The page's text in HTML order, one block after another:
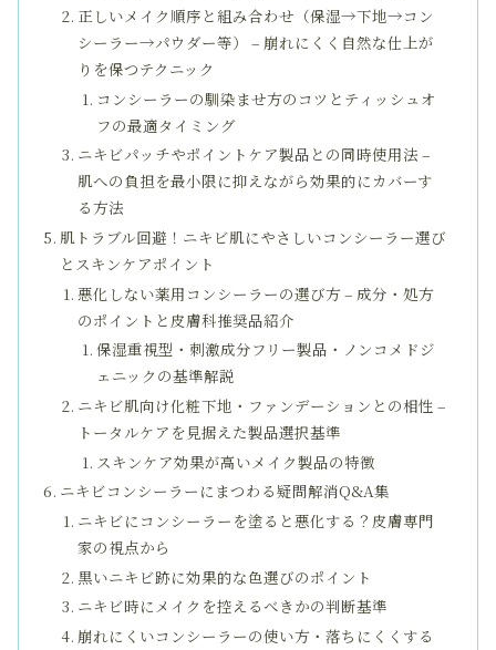
正しいメイク順序と組み合わせ（保湿→下地→コン
シーラー→パウダー等） – 崩れにくく自然な仕上が
りを保つテクニック
コンシーラーの馴染ませ方のコツとティッシュオ
フの最適タイミング
ニキビパッチやポイントケア製品との同時使用法 –
肌への負担を最小限に抑えながら効果的にカバーす
る方法
肌トラブル回避！ニキビ肌にやさしいコンシーラー選び
とスキンケアポイント
悪化しない薬用コンシーラーの選び方 – 成分・処方
のポイントと皮膚科推奨品紹介
保湿重視型・刺激成分フリー製品・ノンコメドジ
ェニックの基準解説
ニキビ肌向け化粧下地・ファンデーションとの相性 –
トータルケアを見据えた製品選択基準
スキンケア効果が高いメイク製品の特徴
ニキビコンシーラーにまつわる疑問解消Q&A集
ニキビにコンシーラーを塗ると悪化する？皮膚専門
家の視点から
黒いニキビ跡に効果的な色選びのポイント
ニキビ時にメイクを控えるべきかの判断基準
崩れにくいコンシーラーの使い方・落ちにくくする